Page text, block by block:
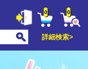
0 0
詳細検索>